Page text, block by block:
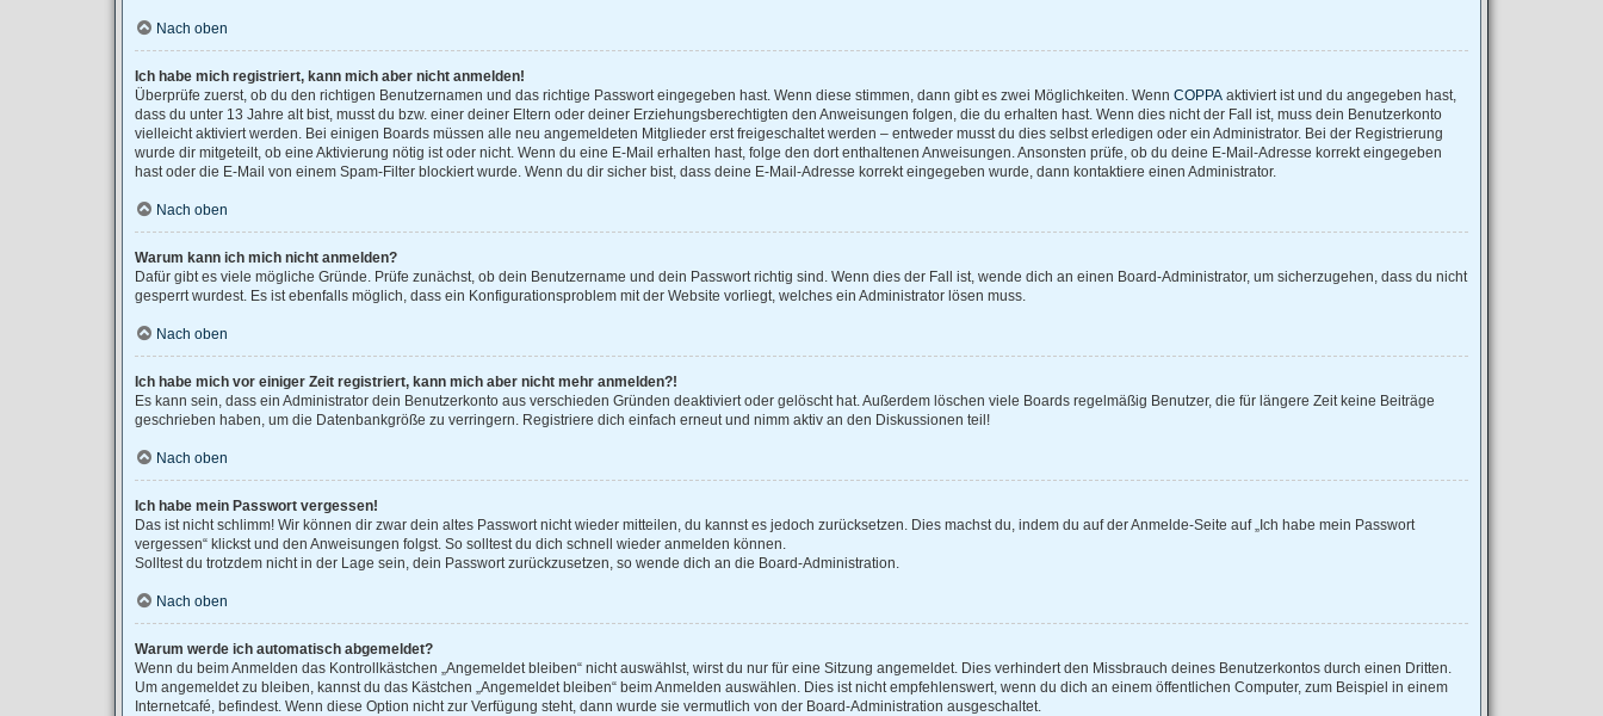
Nach oben
Ich habe mich registriert, kann mich aber nicht anmelden!
Überprüfe zuerst, ob du den richtigen Benutzernamen und das richtige Passwort eingegeben hast. Wenn diese stimmen, dann gibt es zwei Möglichkeiten. Wenn COPPA aktiviert ist und du angegeben hast,
dass du unter 13 Jahre alt bist, musst du bzw. einer deiner Eltern oder deiner Erziehungsberechtigten den Anweisungen folgen, die du erhalten hast. Wenn dies nicht der Fall ist, muss dein Benutzerkonto
vielleicht aktiviert werden. Bei einigen Boards müssen alle neu angemeldeten Mitglieder erst freigeschaltet werden – entweder musst du dies selbst erledigen oder ein Administrator. Bei der Registrierung
wurde dir mitgeteilt, ob eine Aktivierung nötig ist oder nicht. Wenn du eine E-Mail erhalten hast, folge den dort enthaltenen Anweisungen. Ansonsten prüfe, ob du deine E-Mail-Adresse korrekt eingegeben
hast oder die E-Mail von einem Spam-Filter blockiert wurde. Wenn du dir sicher bist, dass deine E-Mail-Adresse korrekt eingegeben wurde, dann kontaktiere einen Administrator.
Nach oben
Warum kann ich mich nicht anmelden?
Dafür gibt es viele mögliche Gründe. Prüfe zunächst, ob dein Benutzername und dein Passwort richtig sind. Wenn dies der Fall ist, wende dich an einen Board-Administrator, um sicherzugehen, dass du nicht
gesperrt wurdest. Es ist ebenfalls möglich, dass ein Konfigurationsproblem mit der Website vorliegt, welches ein Administrator lösen muss.
Nach oben
Ich habe mich vor einiger Zeit registriert, kann mich aber nicht mehr anmelden?!
Es kann sein, dass ein Administrator dein Benutzerkonto aus verschieden Gründen deaktiviert oder gelöscht hat. Außerdem löschen viele Boards regelmäßig Benutzer, die für längere Zeit keine Beiträge
geschrieben haben, um die Datenbankgröße zu verringern. Registriere dich einfach erneut und nimm aktiv an den Diskussionen teil!
Nach oben
Ich habe mein Passwort vergessen!
Das ist nicht schlimm! Wir können dir zwar dein altes Passwort nicht wieder mitteilen, du kannst es jedoch zurücksetzen. Dies machst du, indem du auf der Anmelde-Seite auf „Ich habe mein Passwort
vergessen“ klickst und den Anweisungen folgst. So solltest du dich schnell wieder anmelden können.
Solltest du trotzdem nicht in der Lage sein, dein Passwort zurückzusetzen, so wende dich an die Board-Administration.
Nach oben
Warum werde ich automatisch abgemeldet?
Wenn du beim Anmelden das Kontrollkästchen „Angemeldet bleiben“ nicht auswählst, wirst du nur für eine Sitzung angemeldet. Dies verhindert den Missbrauch deines Benutzerkontos durch einen Dritten.
Um angemeldet zu bleiben, kannst du das Kästchen „Angemeldet bleiben“ beim Anmelden auswählen. Dies ist nicht empfehlenswert, wenn du dich an einem öffentlichen Computer, zum Beispiel in einem
Internetcafé, befindest. Wenn diese Option nicht zur Verfügung steht, dann wurde sie vermutlich von der Board-Administration ausgeschaltet.